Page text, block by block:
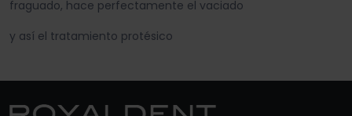
fraguado, hace perfectamente el vaciado
y así el tratamiento protésico